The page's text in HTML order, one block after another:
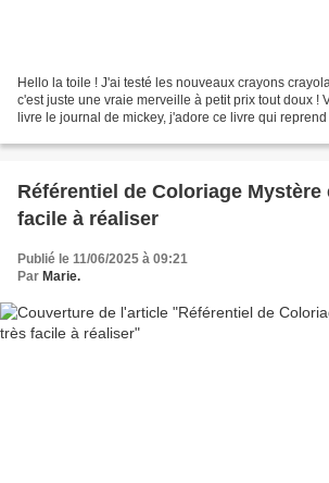
Hello la toile ! J'ai testé les nouveaux crayons
c'est juste une vraie merveille à petit prix tout doux !
livre le journal de mickey, j'adore ce livre qui
Référentiel de Coloriage
facile à réaliser
Publié le 11/06/2025 à 09:21
Par Marie.